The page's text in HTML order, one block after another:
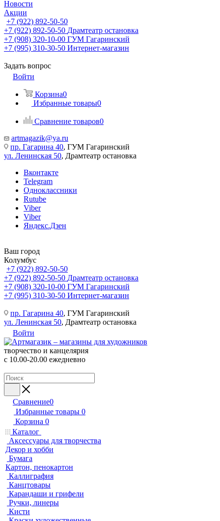
Новости
Акции
+7 (922) 892-50-50
+7 (922) 892-50-50 Драмтеатр остановка
+7 (908) 320-10-00 ГУМ Гагаринский
+7 (995) 310-30-50 Интернет-магазин
Задать вопрос
Войти
Корзина0
Избранные товары0
Сравнение товаров0
artmagazik@ya.ru
пр. Гагарина 40, ГУМ Гагаринский
ул. Ленинская 50, Драмтеатр остановка
Вконтакте
Telegram
Одноклассники
Rutube
Viber
Viber
Яндекс.Дзен
Ваш город
Колумбус
+7 (922) 892-50-50
+7 (922) 892-50-50 Драмтеатр остановка
+7 (908) 320-10-00 ГУМ Гагаринский
+7 (995) 310-30-50 Интернет-магазин
пр. Гагарина 40, ГУМ Гагаринский
ул. Ленинская 50, Драмтеатр остановка
Войти
творчество и канцелярия
с 10.00-20.00 ежедневно
Сравнение0
Избранные товары 0
Корзина 0
Каталог
Аксессуары для творчества
Декор и хобби
Бумага
Картон, пенокартон
Каллиграфия
Канцтовары
Карандаши и грифели
Ручки, линеры
Кисти